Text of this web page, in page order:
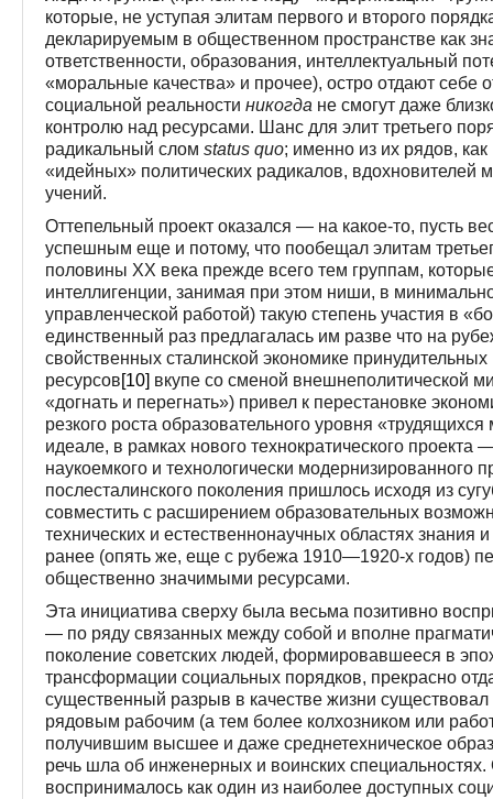
которые, не уступая элитам первого и второго
декларируемым в общественном пространстве как
ответственности, образования, интеллектуальный
«моральные качества» и прочее), остро отдают себе
социальной реальности никогда не смогут даже
контролю над ресурсами. Шанс для элит третьего
радикальный слом status quo; именно из их рядов,
«идейных» политических радикалов, вдохновителей
учений.
Оттепельный проект оказался — на какое-то, пусть
успешным еще и потому, что пообещал элитам
половины ХХ века прежде всего тем группам,
интеллигенции, занимая при этом ниши, в
управленческой работой) такую степень участия в
единственный раз предлагалась им разве что на
свойственных сталинской экономике
ресурсов[10] вкупе со сменой внешнеполитической
«догнать и перегнать») привел к перестановке
резкого роста образовательного уровня
идеале, в рамках нового технократического проекта
наукоемкого и технологически модернизированного
послесталинского поколения пришлось исходя из
совместить с расширением образовательных
технических и естественнонаучных областях
ранее (опять же, еще с рубежа 1910—1920-х годов)
общественно значимыми ресурсами.
Эта инициатива сверху была весьма позитивно
— по ряду связанных между собой и вполне
поколение советских людей, формировавшееся в
трансформации социальных порядков, прекрасно
существенный разрыв в качестве жизни
рядовым рабочим (а тем более колхозником или
получившим высшее и даже среднетехническое
речь шла об инженерных и воинских
воспринималось как один из наиболее доступных